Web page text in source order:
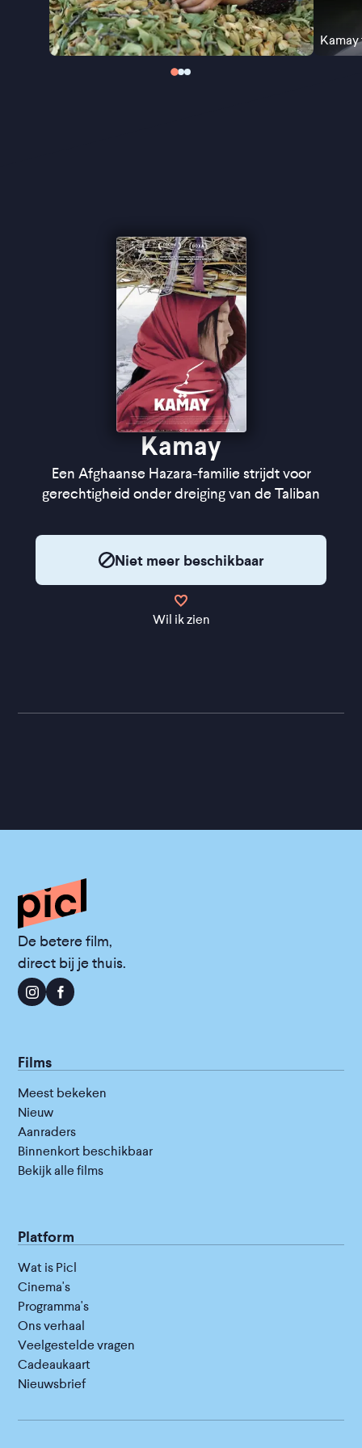
en haar familie. Het resultaat is een ontroerend en
poëtisch verhaal over liefde, verlies en
onvermoeibaar doorzettingsvermogen in een
systeem dat hen voortdurend tegenwerkt.
Kamay
Kamay
Een Afghaanse Hazara-familie strijdt voor
gerechtigheid onder dreiging van de Taliban
Niet meer beschikbaar
Wil ik zien
De betere film,
direct bij je thuis.
Films
Meest bekeken
Nieuw
Aanraders
Binnenkort beschikbaar
Bekijk alle films
Platform
Wat is Picl
Cinema's
Programma's
Ons verhaal
Veelgestelde vragen
Cadeaukaart
Nieuwsbrief